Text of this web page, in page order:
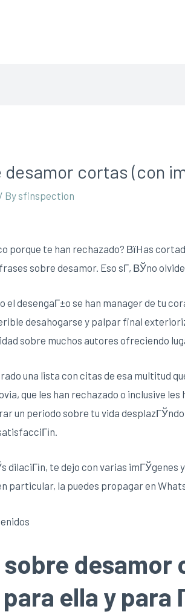
desamor cortas (con
/ By sfinspection
porque te han rechazado? ВїHas
sobre desamor. Eso sГ­, ВЎno
el desengaГ±o se han manager de tu
desahogarse y palpar final
sobre muchos autores ofreciendo
una lista con citas de esa multitud
que les han rechazado o inclusive
un periodo sobre tu vida
dilaciГіn, te dejo con varias
particular, la puedes propagar en
sobre
ella y para